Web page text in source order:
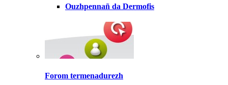
Ouzhpennañ da Dermofis
Forom termenadurezh